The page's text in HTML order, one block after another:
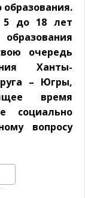
5 до 18 лет
очередь
Ханты-
– Югры,
время
социально
вопросу